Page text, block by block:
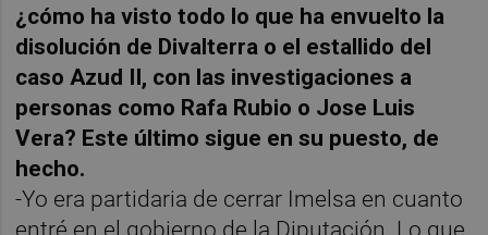
¿cómo ha visto todo lo que ha envuelto la
disolución de Divalterra o el estallido del
caso Azud II, con las investigaciones a
personas como Rafa Rubio o Jose Luis
Vera? Este último sigue en su puesto, de
hecho.
-Yo era partidaria de cerrar Imelsa en cuanto
entré en el gobierno de la Diputación. Lo que